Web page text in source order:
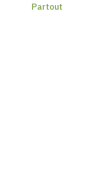
Partout